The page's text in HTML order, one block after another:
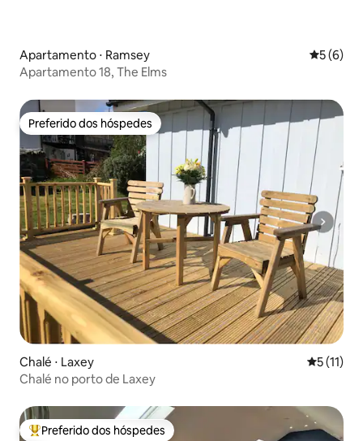
Apartamento ⋅ Ramsey 5 de
5 (6)
Apartamento 18, The Elms
Preferido dos hóspedes
Preferido dos hóspedes
Chalé ⋅ Laxey 5 de uma
5 (11)
Chalé no porto de Laxey
Entre os melhores preferidos dos hóspedes
Preferido dos hóspedes